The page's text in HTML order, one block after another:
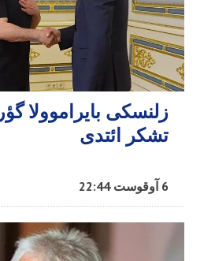
زلنسکی بایراموولا
تشکر ائتدی
6 آوقوست 22:44